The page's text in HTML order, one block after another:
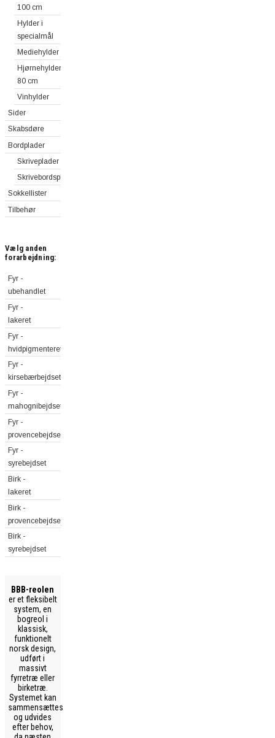
100 cm
Hylder i
specialmål
Mediehylder
Hjørnehylder
80 cm
Vinhylder
Sider
Skabsdøre
Bordplader
Skriveplader
Skrivebordsplader
Sokkellister
Tilbehør
Vælg anden
forarbejdning:
Fyr -
ubehandlet
Fyr -
lakeret
Fyr -
hvidpigmenteret
Fyr -
kirsebærbejdset
Fyr -
mahognibejdset
Fyr -
provencebejdset
Fyr -
syrebejdset
Birk -
lakeret
Birk -
provencebejdset
Birk -
syrebejdset
BBB-reolen
er et fleksibelt
system, en
bogreol i
klassisk,
funktionelt
norsk design,
udført i
massivt
fyrretræ eller
birketræ.
Systemet kan
sammensættes
og udvides
efter behov,